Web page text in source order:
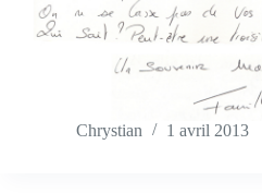
Chrystian 1 avril 2013